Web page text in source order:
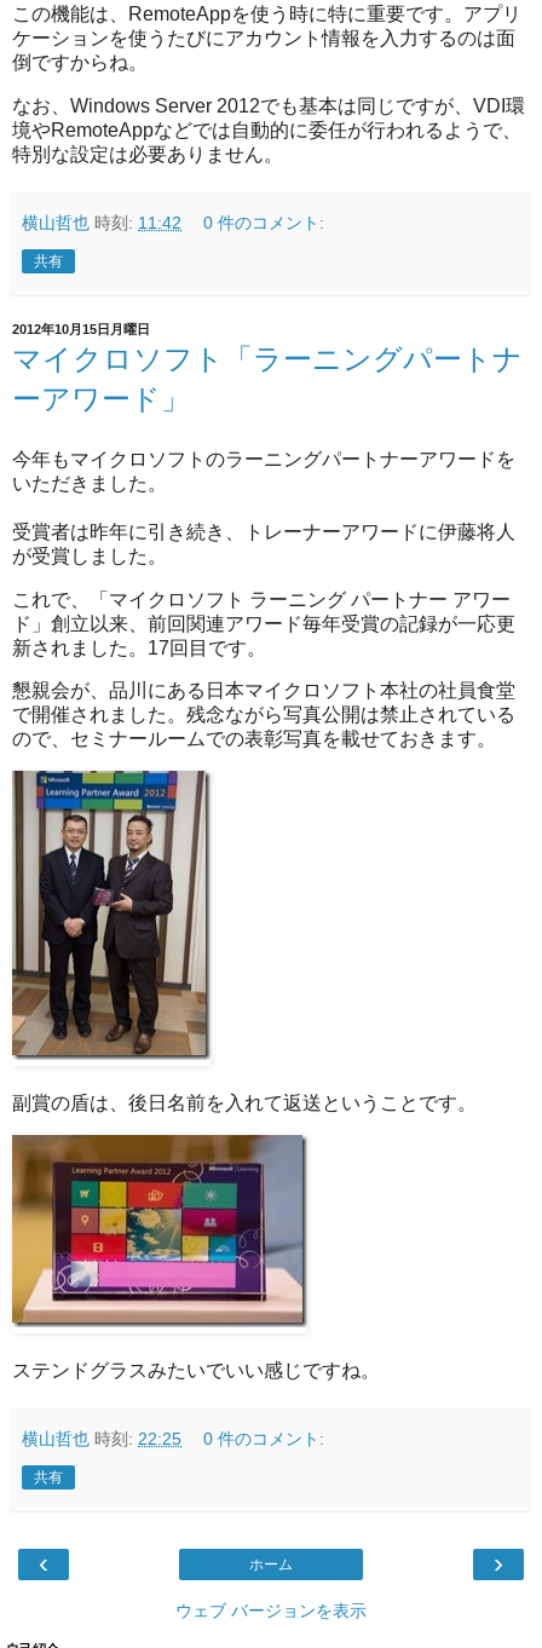
この機能は、RemoteAppを使う時に特に重要です。アプリ
ケーションを使うたびにアカウント情報を入力するのは面
倒ですからね。
なお、Windows Server 2012でも基本は同じですが、VDI環
境やRemoteAppなどでは自動的に委任が行われるようで、
特別な設定は必要ありません。
横山哲也 時刻: 11:42 0 件のコメント:
共有
2012年10月15日月曜日
マイクロソフト「ラーニングパートナ
ーアワード」
今年もマイクロソフトのラーニングパートナーアワードを
いただきました。
受賞者は昨年に引き続き、トレーナーアワードに伊藤将人
が受賞しました。
これで、「マイクロソフト ラーニング パートナー アワー
ド」創立以来、前回関連アワード毎年受賞の記録が一応更
新されました。17回目です。
懇親会が、品川にある日本マイクロソフト本社の社員食堂
で開催されました。残念ながら写真公開は禁止されている
ので、セミナールームでの表彰写真を載せておきます。
副賞の盾は、後日名前を入れて返送ということです。
ステンドグラスみたいでいい感じですね。
横山哲也 時刻: 22:25 0 件のコメント:
共有
‹ ›
ホーム
ウェブ バージョンを表示